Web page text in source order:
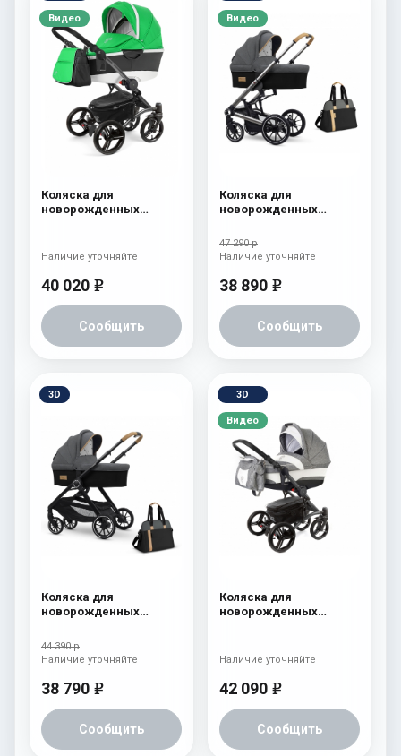
Видео
Коляска для
новорожденных
40 020 e
Сообщить
Наличие уточняйте
Видео
Коляска для
новорожденных
Nordic
47 290 р
38 890 e
Сообщить
Наличие уточняйте
3D
Коляска для
новорожденных
сумка Nordic
44 390 р
38 790 e
Сообщить
Наличие уточняйте
3D
Видео
Коляска для
новорожденных
42 090 e
Сообщить
Наличие уточняйте